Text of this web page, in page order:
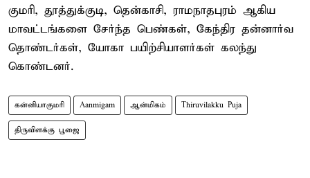
குமரி, தூத்துக்குடி, தென்காசி, ராமநாதபுரம் ஆகிய
மாவட்டங்களை சேர்ந்த பெண்கள், கேந்திர தன்னார்வ
தொண்டர்கள், யோகா பயிற்சியாளர்கள் கலந்து
கொண்டனர்.
கன்னியாகுமரி Aanmigam ஆன்மிகம் Thiruvilakku Puja
திருவிளக்கு பூஜை